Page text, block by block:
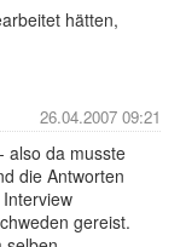
hätten,
26.04.2007 09:21
also da musste
die Antworten
gereist.